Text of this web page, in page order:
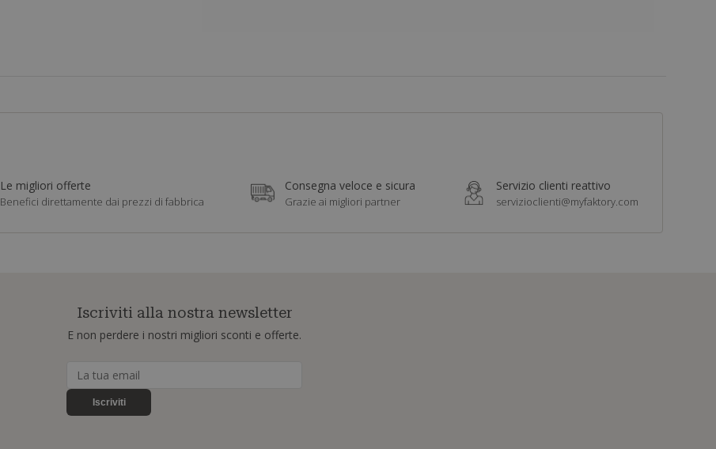
Le migliori offerte
Benefici direttamente dai prezzi di fabbrica
Consegna veloce e sicura
Grazie ai migliori partner
Servizio clienti reattivo
servizioclienti@myfaktory.com
Iscriviti alla nostra newsletter
E non perdere i nostri migliori sconti e offerte.
Iscriviti